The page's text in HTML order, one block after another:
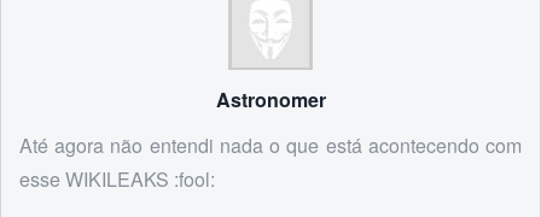
Astronomer
Até agora não entendi nada o que está acontecendo com
esse WIKILEAKS :fool: